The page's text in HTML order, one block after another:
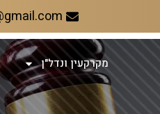
מקרקעין ונדל"ן